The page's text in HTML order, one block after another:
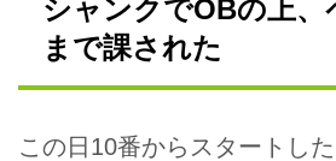
シャンクでOBの上、
まで課された
この日10番からスタートし